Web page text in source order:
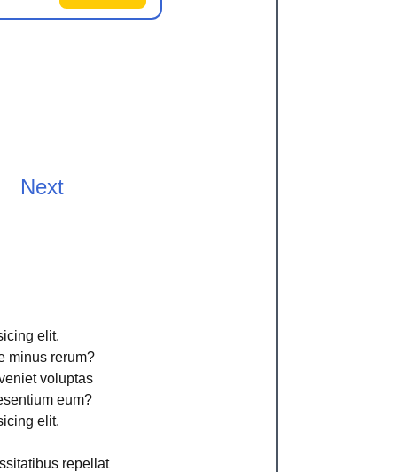
Next
elit.
minus rerum?
voluptas
eum?
elit.
repellat